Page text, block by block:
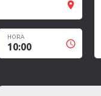
HORA
10:00